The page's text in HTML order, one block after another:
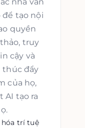
nhà văn
tạo nội
quyền
truy
cậy và
thúc đẩy
của họ,
AI tạo ra
hóa trí tuệ